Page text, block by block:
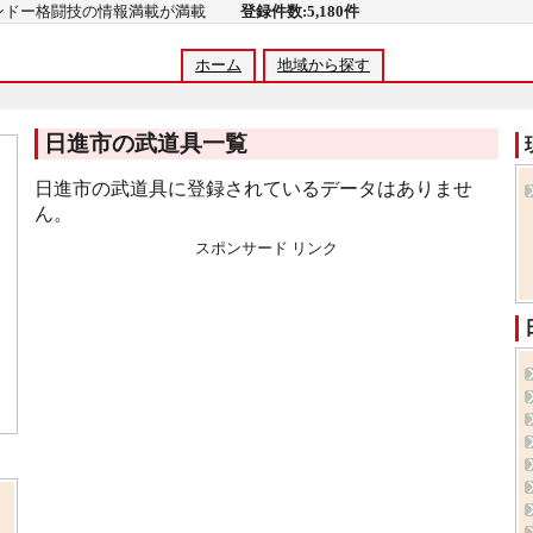
ドー格闘技の情報満載が満載 登録件数:5,180件
ホーム 地域から探す
日進市の武道具一覧
日進市の武道具に登録されているデータはありませ
ん。
スポンサード リンク